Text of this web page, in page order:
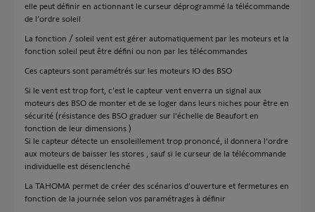
elle peut définir en actionnant le curseur déprogrammé la télécommande
de l’ordre soleil
La fonction / soleil vent est gérer automatiquement par les moteurs et la
fonction soleil peut être défini ou non par les télécommandes
Ces capteurs sont paramétrés sur les moteurs IO des BSO
Si le vent est trop fort, c’est le capteur vent enverra un signal aux
moteurs des BSO de monter et de se loger dans leurs niches pour être en
sécurité (résistance des BSO graduer sur l’échelle de Beaufort en
fonction de leur dimensions )
Si le capteur détecte un ensoleillement trop prononcé, il donnera l’ordre
aux moteurs de baisser les stores , sauf si le curseur de la télécommande
individuelle est désenclenché
La TAHOMA permet de créer des scénarios d’ouverture et fermetures en
fonction de la journée selon vos paramétrages à définir